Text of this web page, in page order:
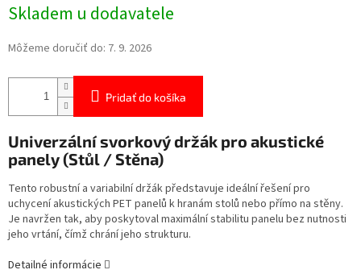
cena:
Skladem u dodavatele
Môžeme doručiť do: 7. 9. 2026
Pridať do košíka
Univerzální svorkový držák pro akustické
panely (Stůl / Stěna)
Tento robustní a variabilní držák představuje ideální řešení pro
uchycení akustických PET panelů k hranám stolů nebo přímo na stěny.
Je navržen tak, aby poskytoval maximální stabilitu panelu bez nutnosti
jeho vrtání, čímž chrání jeho strukturu.
Detailné informácie